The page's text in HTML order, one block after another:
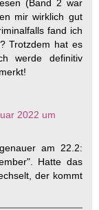
(Band 2 war
mir wirklich gut
fand ich
Trotzdem hat es
werde definitiv
2022 um
am 22.2:
Hatte das
der kommt